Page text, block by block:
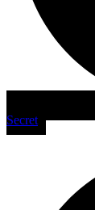
Secret